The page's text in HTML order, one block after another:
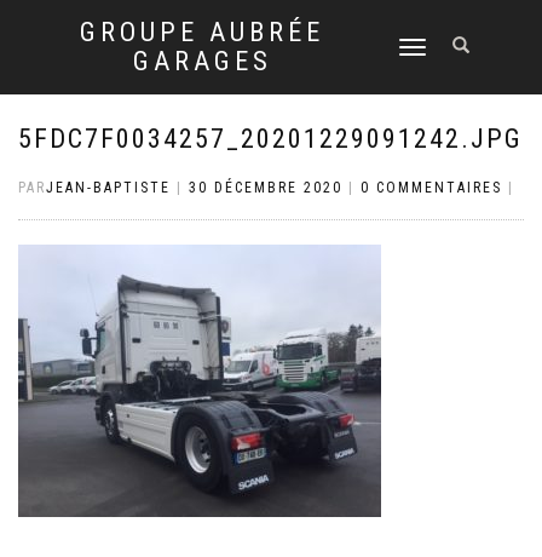
GROUPE AUBRÉE
GARAGES
DÉPLIER
NAVIGATION
5FDC7F0034257_20201229091242.JPG
PARJEAN-BAPTISTE 30 DÉCEMBRE 2020 0 COMMENTAIRES